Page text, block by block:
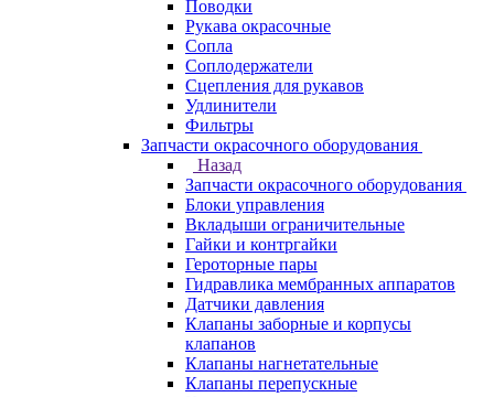
Поводки
Рукава окрасочные
Сопла
Соплодержатели
Сцепления для рукавов
Удлинители
Фильтры
Запчасти окрасочного оборудования
Назад
Запчасти окрасочного оборудования
Блоки управления
Вкладыши ограничительные
Гайки и контргайки
Героторные пары
Гидравлика мембранных аппаратов
Датчики давления
Клапаны заборные и корпусы
клапанов
Клапаны нагнетательные
Клапаны перепускные